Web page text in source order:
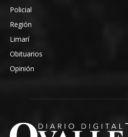
Policial
Región
Limarí
Obituarios
Opinión